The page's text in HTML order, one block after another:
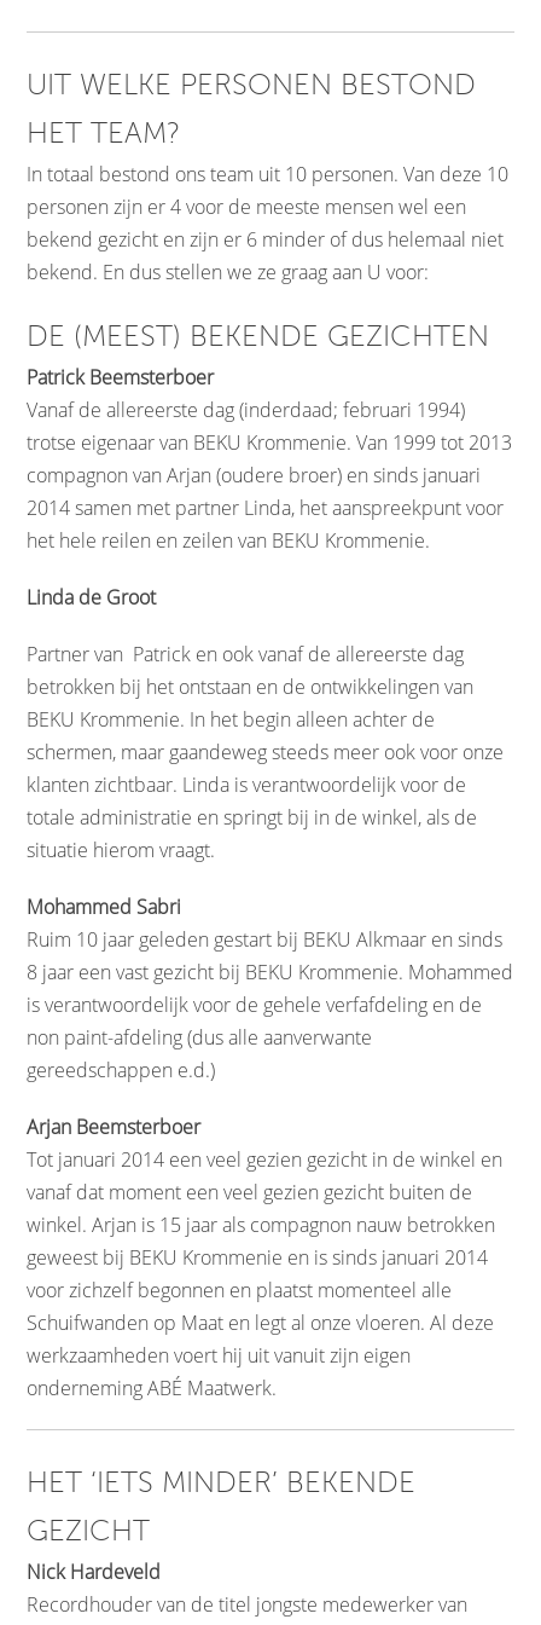
UIT WELKE PERSONEN BESTOND
HET TEAM?
In totaal bestond ons team uit 10 personen. Van deze 10
personen zijn er 4 voor de meeste mensen wel een
bekend gezicht en zijn er 6 minder of dus helemaal niet
bekend. En dus stellen we ze graag aan U voor:
DE (MEEST) BEKENDE GEZICHTEN
Patrick Beemsterboer
Vanaf de allereerste dag (inderdaad; februari 1994)
trotse eigenaar van BEKU Krommenie. Van 1999 tot 2013
compagnon van Arjan (oudere broer) en sinds januari
2014 samen met partner Linda, het aanspreekpunt voor
het hele reilen en zeilen van BEKU Krommenie.
Linda de Groot
Partner van Patrick en ook vanaf de allereerste dag
betrokken bij het ontstaan en de ontwikkelingen van
BEKU Krommenie. In het begin alleen achter de
schermen, maar gaandeweg steeds meer ook voor onze
klanten zichtbaar. Linda is verantwoordelijk voor de
totale administratie en springt bij in de winkel, als de
situatie hierom vraagt.
Mohammed Sabri
Ruim 10 jaar geleden gestart bij BEKU Alkmaar en sinds
8 jaar een vast gezicht bij BEKU Krommenie. Mohammed
is verantwoordelijk voor de gehele verfafdeling en de
non paint-afdeling (dus alle aanverwante
gereedschappen e.d.)
Arjan Beemsterboer
Tot januari 2014 een veel gezien gezicht in de winkel en
vanaf dat moment een veel gezien gezicht buiten de
winkel. Arjan is 15 jaar als compagnon nauw betrokken
geweest bij BEKU Krommenie en is sinds januari 2014
voor zichzelf begonnen en plaatst momenteel alle
Schuifwanden op Maat en legt al onze vloeren. Al deze
werkzaamheden voert hij uit vanuit zijn eigen
onderneming ABÉ Maatwerk.
HET ‘IETS MINDER’ BEKENDE
GEZICHT
Nick Hardeveld
Recordhouder van de titel jongste medewerker van